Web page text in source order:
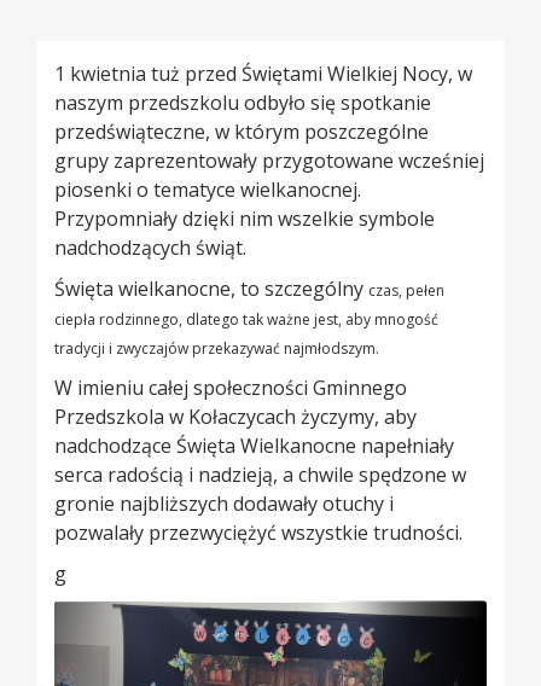
1 kwietnia tuż przed Świętami Wielkiej Nocy, w
naszym przedszkolu odbyło się spotkanie
przedświąteczne, w którym poszczególne
grupy zaprezentowały przygotowane wcześniej
piosenki o tematyce wielkanocnej.
Przypomniały dzięki nim wszelkie symbole
nadchodzących świąt.
Święta wielkanocne, to szczególny czas, pełen
ciepła rodzinnego, dlatego tak ważne jest, aby mnogość
tradycji i zwyczajów przekazywać najmłodszym.
W imieniu całej społeczności Gminnego
Przedszkola w Kołaczycach życzymy, aby
nadchodzące Święta Wielkanocne napełniały
serca radością i nadzieją, a chwile spędzone w
gronie najbliższych dodawały otuchy i
pozwalały przezwyciężyć wszystkie trudności.
g